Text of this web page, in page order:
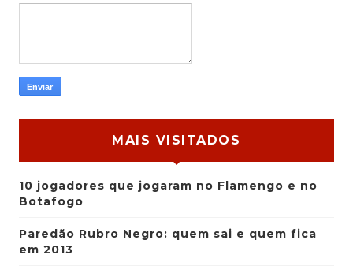
MAIS VISITADOS
10 jogadores que jogaram no Flamengo e no
Botafogo
Paredão Rubro Negro: quem sai e quem fica
em 2013